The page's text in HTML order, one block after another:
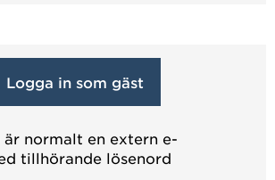
Logga in som gäst
normalt en extern e-
tillhörande lösenord